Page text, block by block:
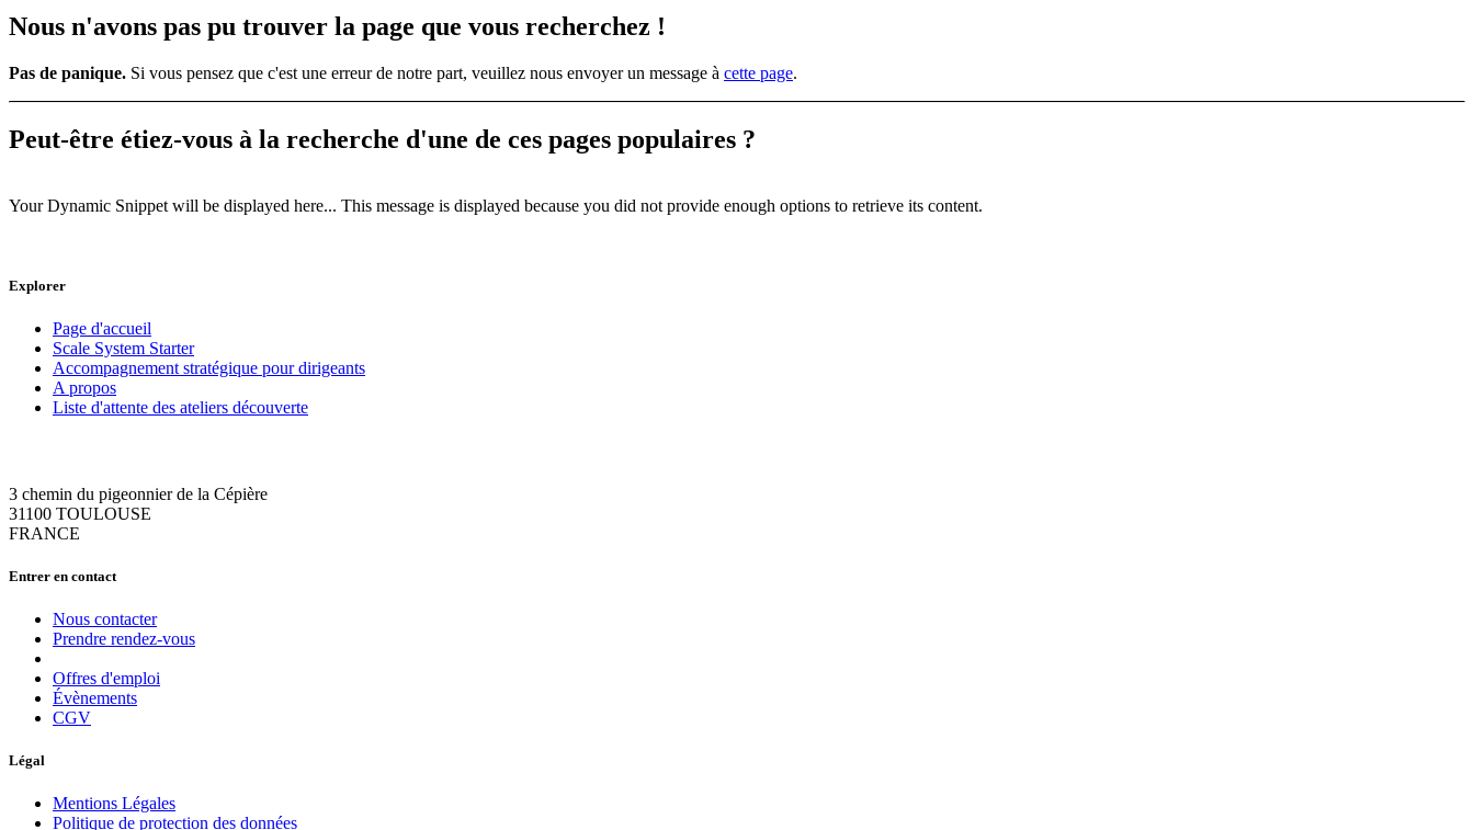
Nous n'avons pas pu trouver la page que vous recherchez !
Pas de panique. Si vous pensez que c'est une erreur de notre part, veuillez nous envoyer un message à cette page.
Peut-être étiez-vous à la recherche d'une de ces pages populaires ?
Your Dynamic Snippet will be displayed here... This message is displayed because you did not provide enough options to retrieve its content.
Explorer
Page d'accueil
Scale System Starter
Accompagnement stratégique pour dirigeants
A propos
Liste d'attente des ateliers découverte
3 chemin du pigeonnier de la Cépière
31100 TOULOUSE
FRANCE
Entrer en contact
Nous contacter
Prendre rendez-vous
Offres d'emploi
Évènements
CGV
Légal
Mentions Légales
Politique de protection des données